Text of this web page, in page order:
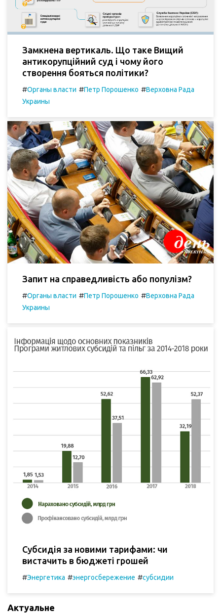
Замкнена вертикаль. Що таке Вищий
антикорупційний суд і чому його
створення бояться політики?
#Органы власти #Петр Порошенко #Верховна Рада
Украины
Запит на справедливість або популізм?
#Органы власти #Петр Порошенко #Верховна Рада
Украины
Субсидія за новими тарифами: чи
вистачить в бюджеті грошей
#Энергетика #энергосбережение #субсидии
Актуальне